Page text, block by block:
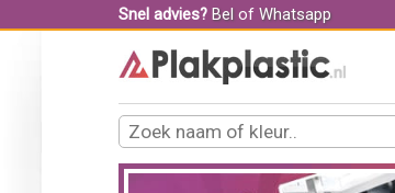
Snel advies? Belof Whatsapp